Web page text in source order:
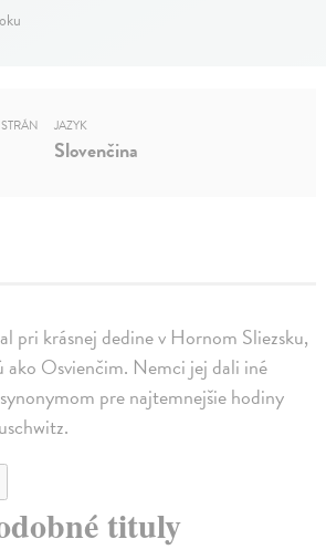
pri krásnej dedine v Hornom Sliezsku,
ako Osvienčim. Nemci jej dali iné
pre najtemnejšie hodiny
JAZYK
Slovenčina
tituly